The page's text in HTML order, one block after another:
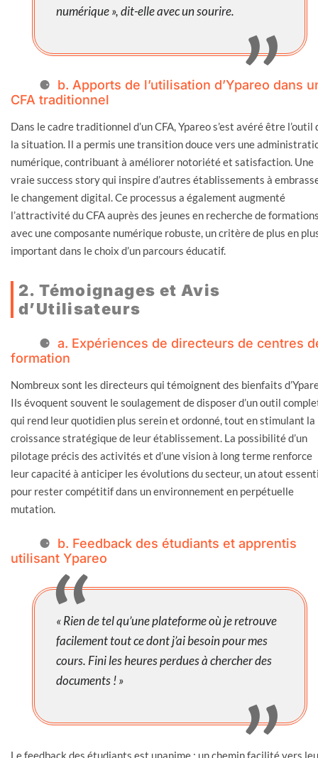
numérique », dit-elle avec un sourire.
b. Apports de l’utilisation d’Ypareo dans
CFA traditionnel
Dans le cadre traditionnel d’un CFA, Ypareo s’est avéré être l’outil
la situation. Il a permis une transition douce vers une
numérique, contribuant à améliorer notoriété et satisfaction. Une
vraie success story qui inspire d’autres établissements à
le changement digital. Ce processus a également augmenté
l’attractivité du CFA auprès des jeunes en recherche de
avec une composante numérique robuste, un critère de plus en
important dans le choix d’un parcours éducatif.
2. Témoignages et Avis
d’Utilisateurs
a. Expériences de directeurs de centres
formation
Nombreux sont les directeurs qui témoignent des bienfaits
Ils évoquent souvent le soulagement de disposer d’un outil
qui rend leur quotidien plus serein et ordonné, tout en stimulant la
croissance stratégique de leur établissement. La possibilité d’un
pilotage précis des activités et d’une vision à long terme renforce
leur capacité à anticiper les évolutions du secteur, un atout
pour rester compétitif dans un environnement en perpétuelle
mutation.
b. Feedback des étudiants et apprentis
utilisant Ypareo
« Rien de tel qu’une plateforme où je retrouve
facilement tout ce dont j’ai besoin pour mes
cours. Fini les heures perdues à chercher des
documents ! »
Le feedback des étudiants est unanime : un chemin facilité vers